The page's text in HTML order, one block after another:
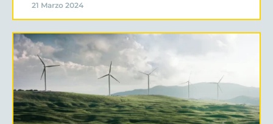
21 Marzo 2024